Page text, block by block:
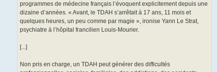
programmes de médecine français l’évoquent explicitement depuis une
dizaine d’années. « Avant, le TDAH s’arrêtait à 17 ans, 11 mois et
quelques heures, un peu comme par magie », ironise Yann Le Strat,
psychiatre à l’hôpital francilien Louis-Mourier.
[...]
Non pris en charge, un TDAH peut générer des difficultés